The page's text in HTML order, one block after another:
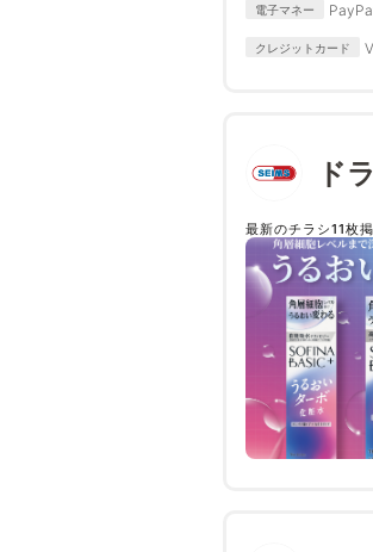
電子マネー
クレジットカード
ド
最新のチラシ11枚